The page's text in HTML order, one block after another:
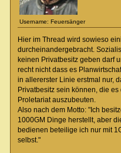
Username: Feuersänger
Hier im Thread wird sowieso
durcheinandergebracht.
keinen Privatbesitz geben darf
recht nicht dass es
in allererster Linie erstmal nur,
Privatbesitz sein können, die
Proletariat auszubeuten.
Also nach dem Motto: "Ich
1000GM Dinge herstellt, aber
bedienen beteilige ich nur mit
selbst."